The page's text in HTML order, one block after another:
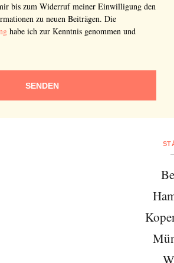
bis zum Widerruf meiner Einwilligung den
zu neuen Beiträgen. Die
habe ich zur Kenntnis genommen und
SENDEN